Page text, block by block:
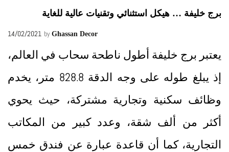
برج خليفة … هيكل استثنائي وتقنيات عالية للغاية
14/02/2021 by Ghassan Decor
يعتبر برج خليفة أطول ناطحة سحاب في العالم،
إذ يبلغ طوله على وجه الدقة 828.8 متر، يخدم
وظائف سكنية وتجارية مشتركة، حيث يحوي
أكثر من ألف شقة، وعدد كبير من المكاتب
التجارية، كما أن قاعدة عبارة عن فندق خمس